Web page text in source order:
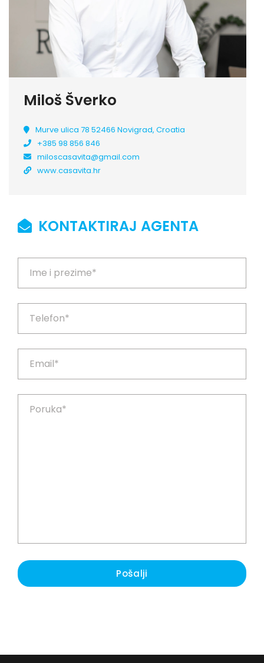
Miloš Šverko
Murve ulica 78 52466 Novigrad, Croatia
+385 98 856 846
miloscasavita@gmail.com
www.casavita.hr
KONTAKTIRAJ AGENTA
Pošalji